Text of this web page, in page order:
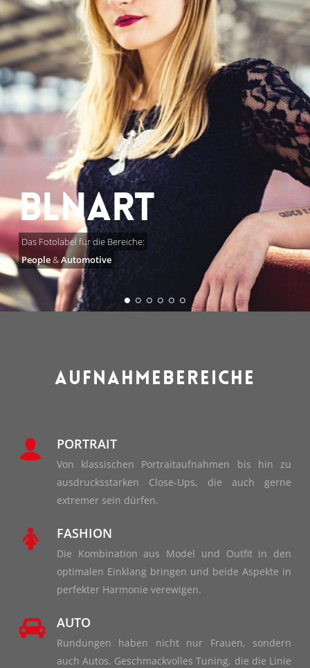
BLNART
Das Fotolabel für die Bereiche:
People&Automotive
AUFNAHMEBEREICHE
PORTRAIT
Von klassischen Portraitaufnahmen bis hin zu
ausdrucksstarken Close-Ups, die auch gerne
extremer sein dürfen.
FASHION
Die Kombination aus Model und Outfit in den
optimalen Einklang bringen und beide Aspekte in
perfekter Harmonie verewigen.
AUTO
Rundungen haben nicht nur Frauen, sondern
auch Autos. Geschmackvolles Tuning, die die Linie